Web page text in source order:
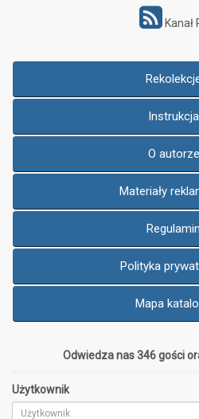
Kanał
Instrukcja
O autorze
Materiały
Regulamin
Polityka
Mapa
Odwiedza nas 346 gości
Użytkownik